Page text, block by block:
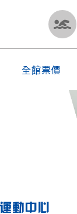
全館票價